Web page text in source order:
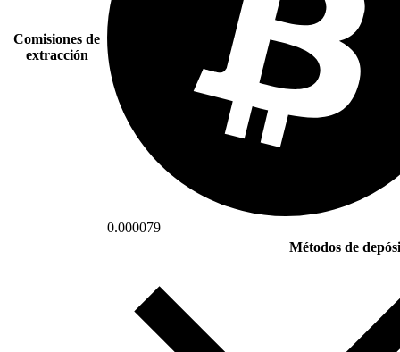
Comisiones de
extracción
0.000079
Métodos de